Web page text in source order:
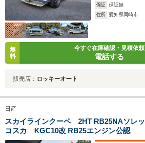
保証 保証無
住所
愛知県岡崎市
無
料
今すぐ在庫確認・見積依頼
電話する
販売店： ロッキーオート
日産
スカイラインクーペ 2HT RB25NAソレックス仕様 ハ
コスカ KGC10改 RB25エンジン公認